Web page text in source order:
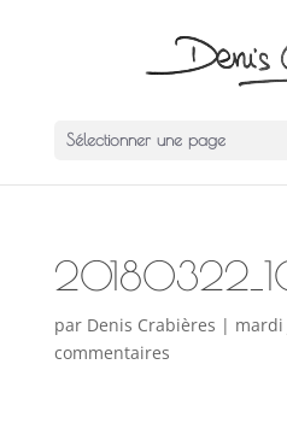
Sélectionner une page
par Denis Crabières | mardi
commentaires